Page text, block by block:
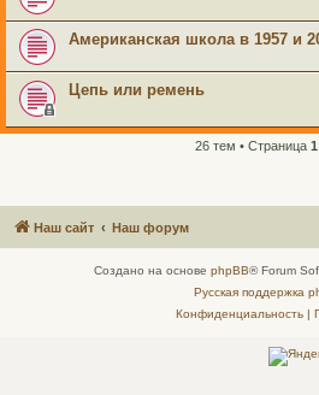
Американская школа в 1957 и
Цепь или ремень
26 тем • Страница 1
Наш сайт Наш форум
Создано на основе phpBB® Forum
Русская поддержка
Конфиденциальность|